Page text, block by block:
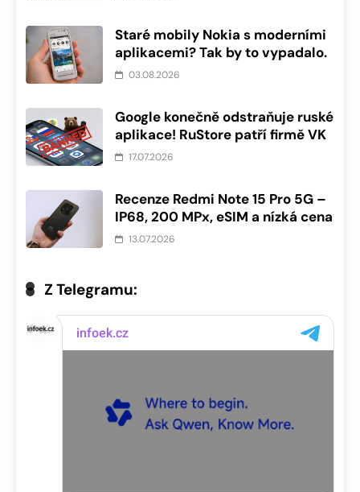
Staré mobily Nokia s moderními
aplikacemi? Tak by to vypadalo.
03.08.2026
Google konečně odstraňuje ruské
aplikace! RuStore patří firmě VK
17.07.2026
Recenze Redmi Note 15 Pro 5G –
IP68, 200 MPx, eSIM a nízká cena
13.07.2026
Z Telegramu: